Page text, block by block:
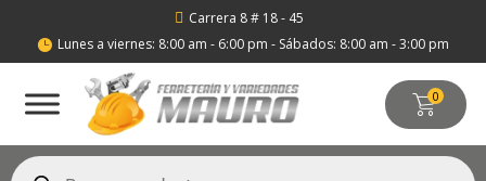
 Carrera 8 # 18 - 45
 Lunes a viernes: 8:00 am - 6:00 pm - Sábados: 8:00 am - 3:00 pm
0
Búsqueda